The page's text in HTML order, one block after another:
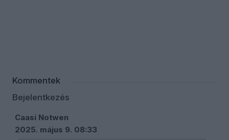
Kommentek
Bejelentkezés
Caasi Notwen
2025. május 9. 08:33